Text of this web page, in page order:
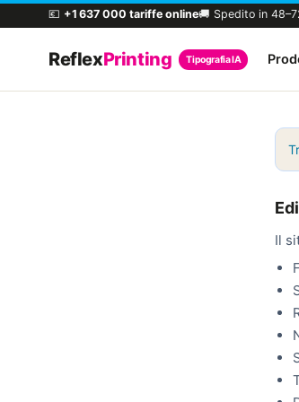
💶 +1 637 000 tariffe online🚚 Spedito in
ReflexPrinting Tipografia IA
Il